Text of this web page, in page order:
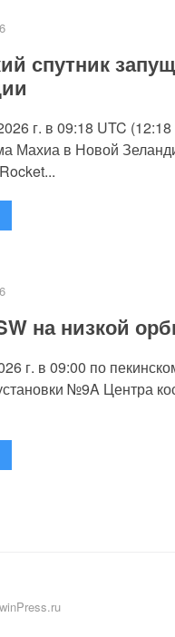
спутник
г. в 09:18 UTC
Махиа в Новой
на низкой
г. в 09:00 по
№9A Центра